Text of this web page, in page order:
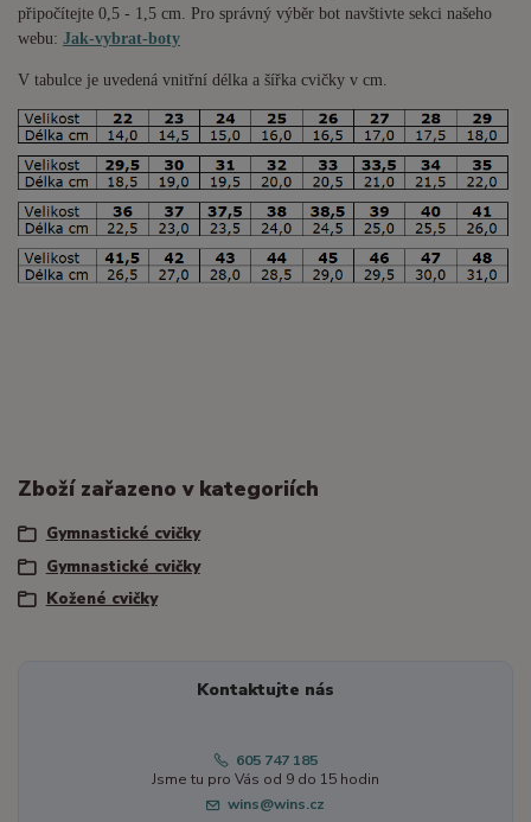
připočítejte 0,5 - 1,5 cm. Pro správný výběr bot navštivte sekci našeho
webu: Jak-vybrat-boty
V tabulce je uvedená vnitřní délka a šířka cvičky v cm.
Zboží zařazeno v kategoriích
Gymnastické cvičky
Gymnastické cvičky
Kožené cvičky
Kontaktujte nás
605 747 185
Jsme tu pro Vás od 9 do 15 hodin
wins@wins.cz